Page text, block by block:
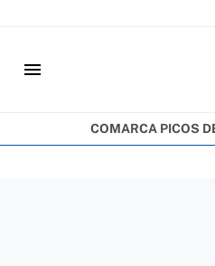
menu
COMARCA PICOS